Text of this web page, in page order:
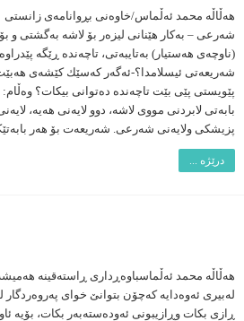
موولابردنی
بەلێزەر
هەڵاڵە محمد ئەڵماس/خاوەنی بڕوانامەی زانستی
شەرعی – بەكار هێنانی لیزەر بۆ لاشە بەگشتی و بۆ
(ناوچەی هەستیار) بەتایبەتی، تاچەندە ڕێگە
شەریعەتی ئیسلامدا؟-ئەگەر كەسێك كێشەی
پێویستی پێی بێت تاچەندە دەتوانی بیكات؟ وەڵام:
بابەتی لابردنی مووی لاشە، دوو لایەنی هەیە،
پزیشكی ولایەنی شەرعی. شەریعەت بۆ هەر
درێژە ...
خۆت
بكه‌
هه‌ڵاڵه‌ محمد ئه‌ڵماسباوه‌ڕدارى ڕاسته‌قینه‌
له‌بیرى ئه‌وه‌دایه‌ كه‌چۆن بتوانێ خواى
ڕازی بكات وڕازیبونى ئه‌وده‌سته‌به‌ر بكات، بۆیه‌